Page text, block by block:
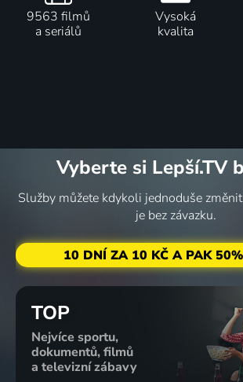
9563 filmů
a seriálů
Vysoká
kvalita
Vyberte si Lepší.TV
Služby můžete kdykoli jednoduše
je bez závazku.
10 DNÍ ZA 10 KČ A PAK
TOP
Nejvíce sportu,
dokumentů, filmů
a televizní zábavy